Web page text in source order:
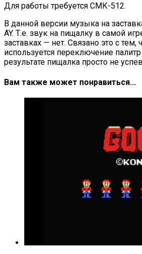
Для работы требуется СМК-512.
В данной версии музыка на
AY. Т.е. звук на пищалку в самой
заставках — нет. Связано это с тем,
используется переключение
результате пищалка просто не
Вам также может понравиться...